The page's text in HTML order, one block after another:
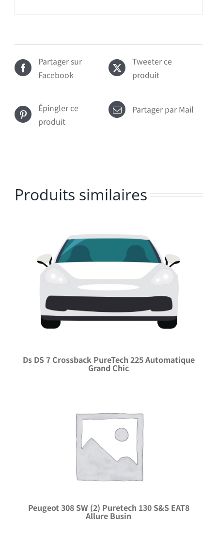
Partager sur
Facebook
Tweeter ce
produit
Épingler ce
produit
Partager par Mail
Produits similaires
Ds DS 7 Crossback PureTech 225 Automatique
Grand Chic
Peugeot 308 SW (2) Puretech 130 S&S EAT8
Allure Busin